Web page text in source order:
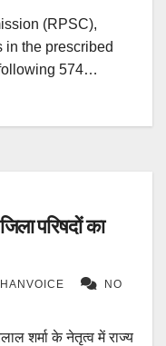
(RPSC),
the prescribed
574…
परिषदों का
NO
शर्मा के नेतृत्व में राज्य